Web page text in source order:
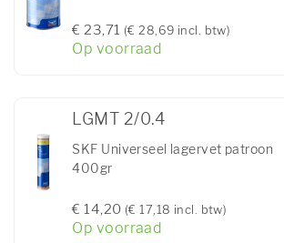
€ 23,71 (€ 28,69 incl. btw)
Op voorraad
LGMT 2/0.4
SKF Universeel lagervet patroon
400gr
€ 14,20 (€ 17,18 incl. btw)
Op voorraad